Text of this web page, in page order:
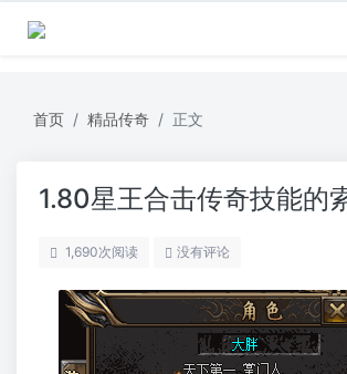
首页 精品传奇 正文
1.80星王合击传奇技能的
1,690次阅读 没有评论